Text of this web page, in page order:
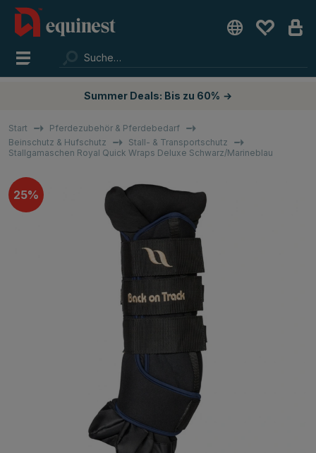
Summer Deals: Bis zu 60% →
Start
Pferdezubehör & Pferdebedarf
Beinschutz & Hufschutz
Stall- & Transportschutz
Stallgamaschen Royal Quick Wraps Deluxe Schwarz/Marineblau
25%